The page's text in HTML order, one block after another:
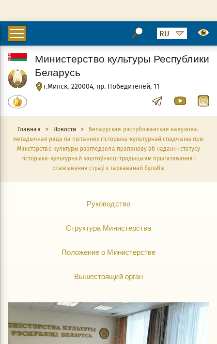
г.Минск, 220004, пр. Победителей, 11
Министерство культуры Республики
Беларусь
Главная > Новости >
Беларуская рэспубліканская навукова-
метадычная рада па пытаннях гісторыка-культурнай спадчыны пры
Міністэрстве культуры разгледзела прапанову аб наданні статусу
гісторыка-культурнай каштоўнасці традыцыям прыгатавання і
спажывання страў з таркаванай бульбы
Руководство
Структура Министерства
Положение о Министерстве
Вышестоящий орган